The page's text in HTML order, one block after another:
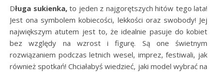
Długa sukienka, to jeden z najgorętszych hitów tego lata!
Jest ona symbolem kobiecości, lekkości oraz swobody! Jej
największym atutem jest to, że idealnie pasuje do kobiet
bez względy na wzrost i figurę. Są one świetnym
rozwiązaniem podczas letnich wesel, imprez, festiwali, jak
również spotkań! Chciałabyś wiedzieć, jaki model wybrać na